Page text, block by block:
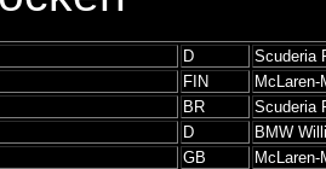
D
Scuderia
FIN
McLaren-
BR
Scuderia
D
BMW
GB
McLaren-